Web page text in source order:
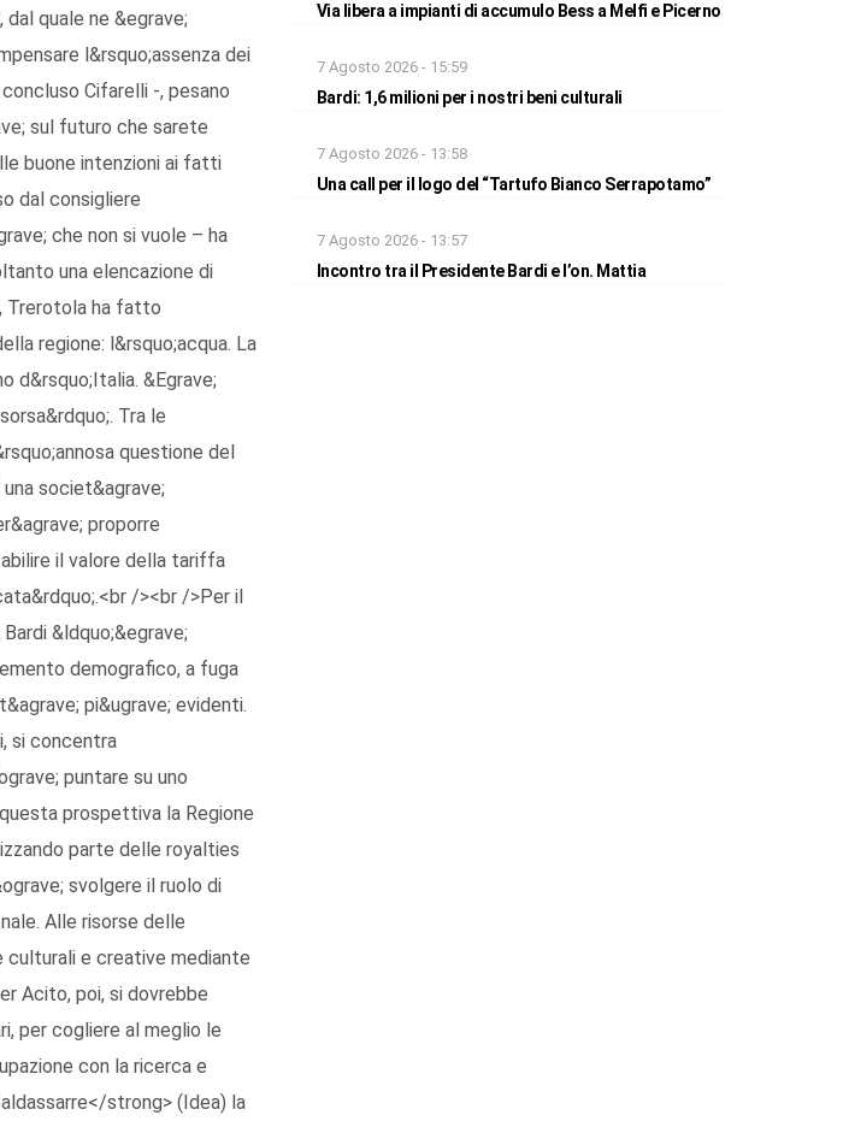
Via libera a impianti di accumulo Bess a Melfi e Picerno
7 Agosto 2026 - 15:59
Bardi: 1,6 milioni per i nostri beni culturali
7 Agosto 2026 - 13:58
Una call per il logo del “Tartufo Bianco Serrapotamo”
7 Agosto 2026 - 13:57
Incontro tra il Presidente Bardi e l’on. Mattia